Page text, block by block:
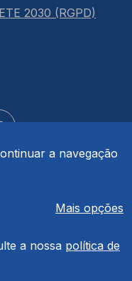
a navegação
Mais opções
a nossa política de
2030 (RGPD)